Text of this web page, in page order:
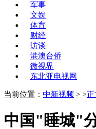
军事
文娱
体育
财经
访谈
港澳台侨
微视界
东北亚电视网
当前位置： 中新视频 > >正
中国"睡城"